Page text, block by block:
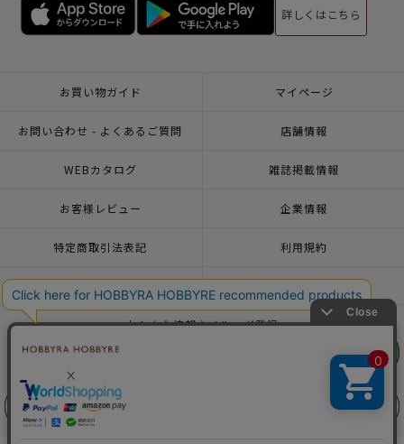
前に戻る
フェア
前に戻る
フェア
詳しくはこちら
お買い物ガイド マイページ
お問い合わせ - よくあるご質問 店舗情報
WEBカタログ 雑誌掲載情報
お客様レビュー 企業情報
特定商取引法表記 利用規約
一緒に働こう♪求人情報
おトクな情報♪メルマガ登録
© 2026 HOBBYRA HOBBYRE CORPORATION ALL Rights Reserved